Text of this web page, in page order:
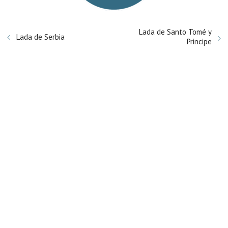
Lada de Serbia
Lada de Santo Tomé y
Principe